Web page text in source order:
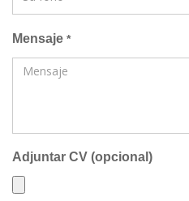
Mensaje *
Adjuntar CV (opcional)